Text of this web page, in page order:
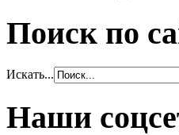
Поиск по
Искать...
Наши